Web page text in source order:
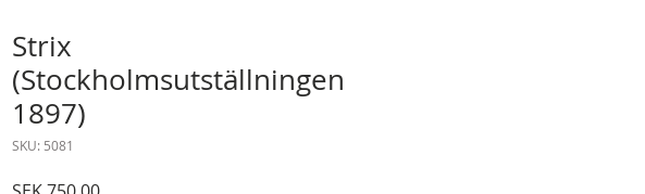
Strix
(Stockholmsutställningen
1897)
SKU: 5081